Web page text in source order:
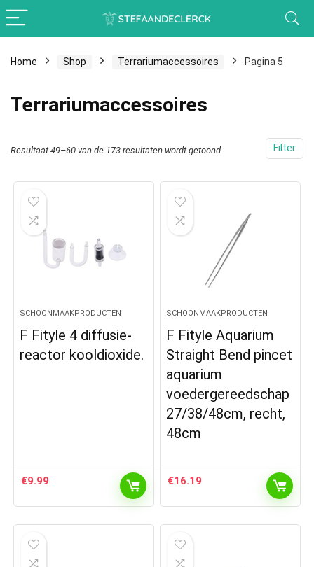
Home Shop Terrariumaccessoires Pagina 5
Terrariumaccessoires
Filter
Resultaat 49–60 van de 173 resultaten wordt getoond
SCHOONMAAKPRODUCTEN
F Fityle 4 diffusie-
reactor kooldioxide.
€9.99
SCHOONMAAKPRODUCTEN
F Fityle Aquarium
Straight Bend pincet
aquarium
voedergereedschap
27/38/48cm, recht,
48cm
€16.19